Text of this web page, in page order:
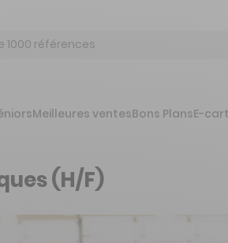
Meilleures ventesBons PlansE-
(H/F)